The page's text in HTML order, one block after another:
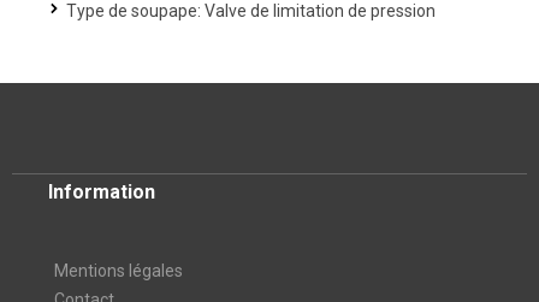
Type de soupape: Valve de limitation de pression
Information
Mentions légales